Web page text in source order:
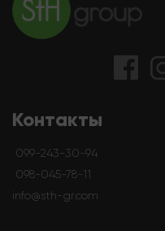
Контакты
099-243-30-94
098-045-78-11
info@sth-gr.com